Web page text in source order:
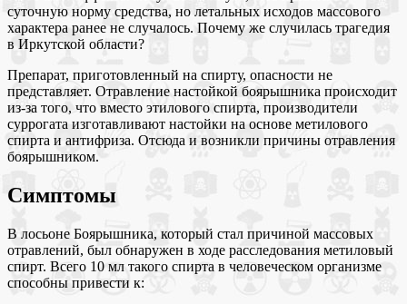
суточную норму средства, но летальных исходов массового
характера ранее не случалось. Почему же случилась трагедия
в Иркутской области?
Препарат, приготовленный на спирту, опасности не
представляет. Отравление настойкой боярышника происходит
из-за того, что вместо этилового спирта, производители
суррогата изготавливают настойки на основе метилового
спирта и антифриза. Отсюда и возникли причины отравления
боярышником.
Симптомы
В лосьоне Боярышника, который стал причиной массовых
отравлений, был обнаружен в ходе расследования метиловый
спирт. Всего 10 мл такого спирта в человеческом организме
способны привести к: